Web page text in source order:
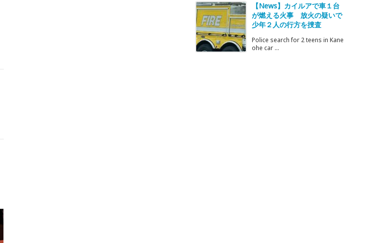
【News】カイルアで車１台
が燃える火事 放火の疑いで
少年２人の行方を捜査
Police search for 2 teens in Kane
ohe car ...